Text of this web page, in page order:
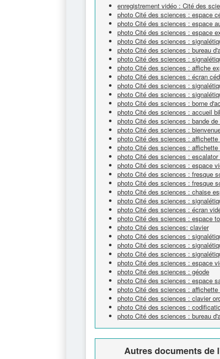
enregistrement vidéo : Cité des
photo Cité des sciences : espace
photo Cité des sciences : espace
photo Cité des sciences : espace
photo Cité des sciences :
photo Cité des sciences : bureau
photo Cité des sciences :
photo Cité des sciences : affiche
photo Cité des sciences : écran
photo Cité des sciences :
photo Cité des sciences :
photo Cité des sciences : borne
photo Cité des sciences : accueil
photo Cité des sciences : bande
photo Cité des sciences :
photo Cité des sciences :
photo Cité des sciences :
photo Cité des sciences :
photo Cité des sciences : espace
photo Cité des sciences : fresque
photo Cité des sciences : fresque
photo Cité des sciences : chaise
photo Cité des sciences :
photo Cité des sciences : écran
photo Cité des sciences : espace
photo Cité des sciences: clavier
photo Cité des sciences :
photo Cité des sciences :
photo Cité des sciences :
photo Cité des sciences : espace
photo Cité des sciences : géode
photo Cité des sciences : espace
photo Cité des sciences :
photo Cité des sciences : clavier
photo Cité des sciences :
photo Cité des sciences : bureau
Autres documents de